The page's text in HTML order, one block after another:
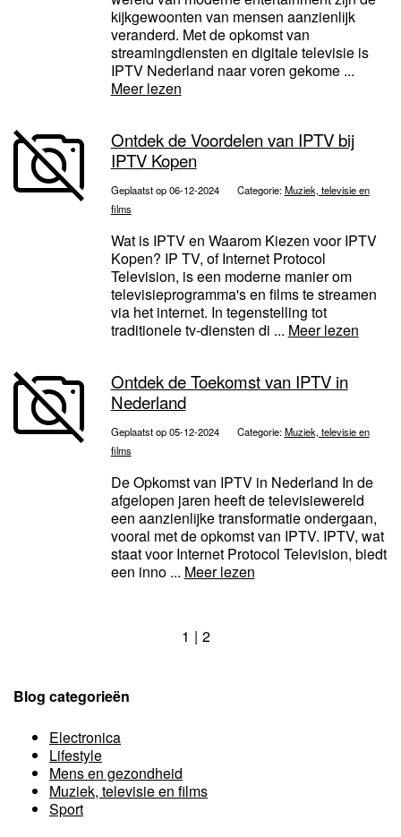
kijkgewoonten van mensen aanzienlijk
veranderd. Met de opkomst van
streamingdiensten en digitale televisie is
IPTV Nederland naar voren gekome ...
Meer lezen
Ontdek de Voordelen van IPTV bij
IPTV Kopen
Geplaatst op 06-12-2024 Categorie:Muziek, televisie en
films
Wat is IPTV en Waarom Kiezen voor IPTV
Kopen? IP TV, of Internet Protocol
Television, is een moderne manier om
televisieprogramma's en films te streamen
via het internet. In tegenstelling tot
traditionele tv-diensten di ... Meer lezen
Ontdek de Toekomst van IPTV in
Nederland
Geplaatst op 05-12-2024 Categorie:Muziek, televisie en
films
De Opkomst van IPTV in Nederland In de
afgelopen jaren heeft de televisiewereld
een aanzienlijke transformatie ondergaan,
vooral met de opkomst van IPTV. IPTV, wat
staat voor Internet Protocol Television, biedt
een inno ... Meer lezen
1 2
Blog categorieën
Electronica
Lifestyle
Mens en gezondheid
Muziek, televisie en films
Sport